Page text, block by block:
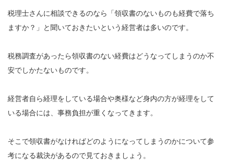
税理士さんに相談できるのなら「領収書のないものも経費で落ち
ますか？」と聞いておきたいという経営者は多いのです。
税務調査があったら領収書のない経費はどうなってしまうのか不
安でしかたないものです。
経営者自ら経理をしている場合や奥様など身内の方が経理をして
いる場合には、事務負担が重くなってきます。
そこで領収書がなければどのようになってしまうのかについて参
考になる裁決があるので見ておきましょう。